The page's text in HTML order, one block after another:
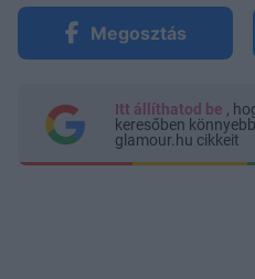
Megosztás
Itt állíthatod be ,
keresőben
glamour.hu cikkeit